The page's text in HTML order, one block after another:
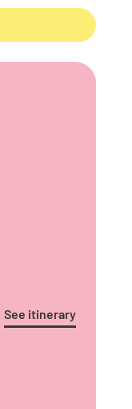
See itinerary